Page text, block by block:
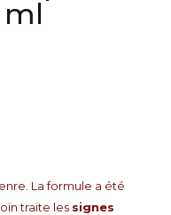
ml
La formule a été
traite les signes